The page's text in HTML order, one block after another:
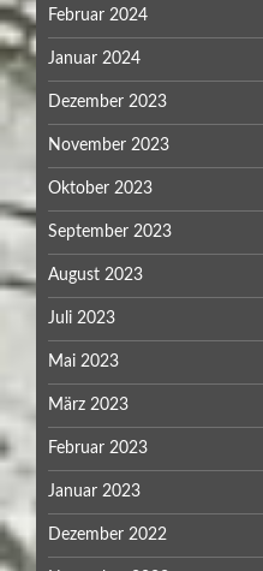
Februar 2024
Januar 2024
Dezember 2023
November 2023
Oktober 2023
September 2023
August 2023
Juli 2023
Mai 2023
März 2023
Februar 2023
Januar 2023
Dezember 2022